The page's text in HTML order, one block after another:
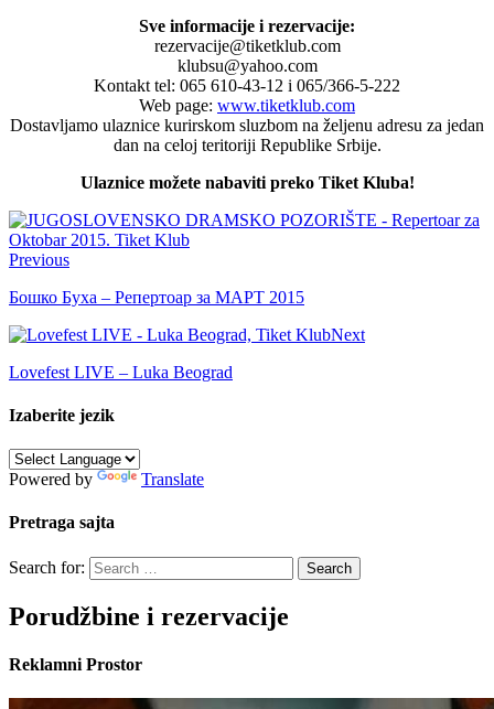
Sve informacije i rezervacije:
rezervacije@tiketklub.com
klubsu@yahoo.com
Kontakt tel: 065 610-43-12 i 065/366-5-222
Web page: www.tiketklub.com
Dostavljamo ulaznice kurirskom sluzbom na željenu adresu za jedan
dan na celoj teritoriji Republike Srbije.
Ulaznice možete nabaviti preko Tiket Kluba!
Previous
Бошко Буха – Репертоар за МАРТ 2015
Next
Lovefest LIVE – Luka Beograd
Izaberite jezik
Powered by Translate
Pretraga sajta
Search for:
Porudžbine i rezervacije
Reklamni Prostor